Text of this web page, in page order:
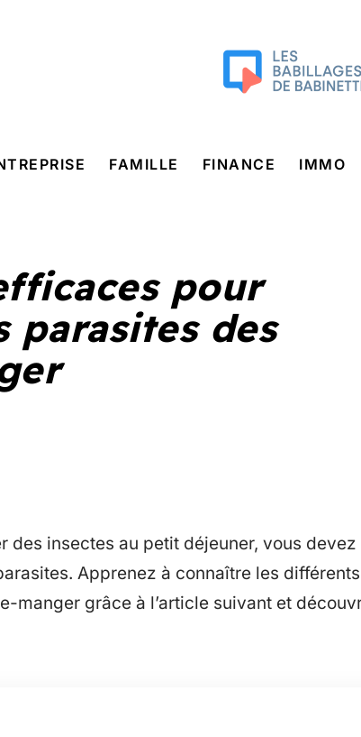
FAMILLE FINANCE IMMO
pour
parasites des
des insectes au petit déjeuner, vous
Apprenez à connaître les
manger grâce à l’article suivant et